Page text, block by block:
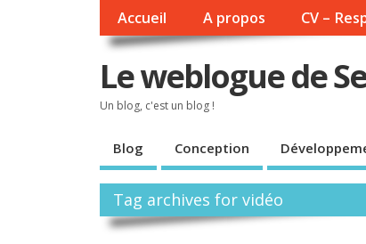
Accueil A propos CV –
Le weblogue de
Un blog, c'est un blog !
Blog Conception
Tag archives for vidéo